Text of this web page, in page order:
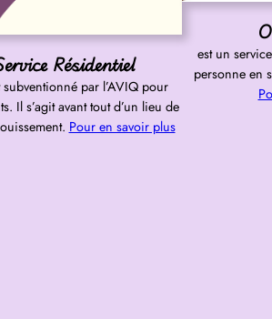
Résidentiel
subventionné par l’AVIQ pour
Il s’agit avant tout d’un lieu de
Pour en savoir plus
est un
personne en